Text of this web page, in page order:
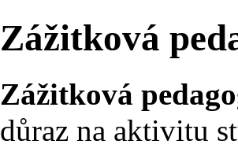
Zážitková
Zážitková
důraz na aktivitu